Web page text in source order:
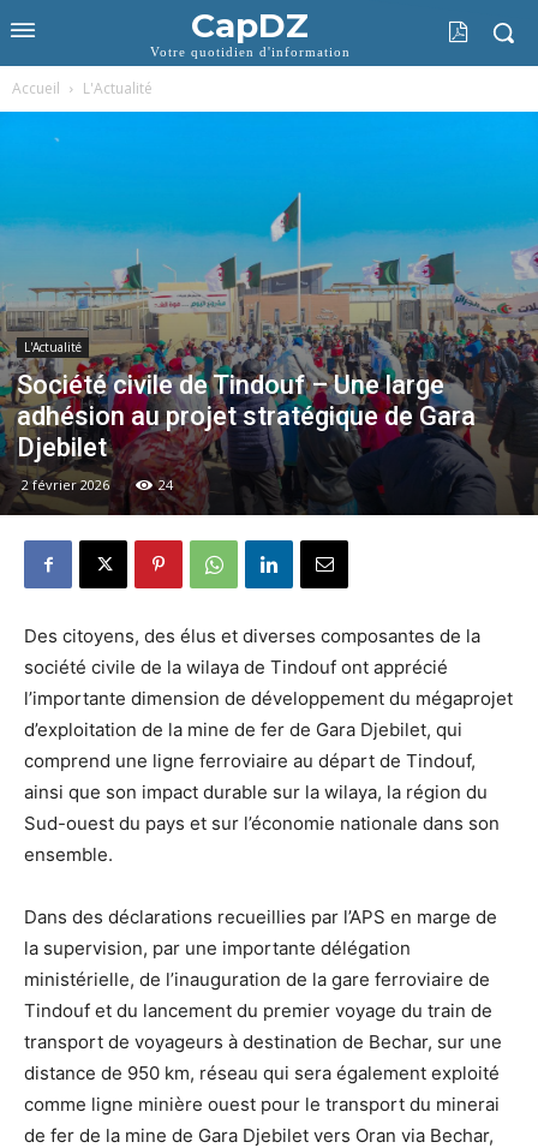
CapDZ
Votre quotidien d'information
Accueil L'Actualité
L'Actualité
Société civile de Tindouf – Une large
adhésion au projet stratégique de Gara
Djebilet
2 février 2026 24
Des citoyens, des élus et diverses composantes de la
société civile de la wilaya de Tindouf ont apprécié
l’importante dimension de développement du mégaprojet
d’exploitation de la mine de fer de Gara Djebilet, qui
comprend une ligne ferroviaire au départ de Tindouf,
ainsi que son impact durable sur la wilaya, la région du
Sud-ouest du pays et sur l’économie nationale dans son
ensemble.
Dans des déclarations recueillies par l’APS en marge de
la supervision, par une importante délégation
ministérielle, de l’inauguration de la gare ferroviaire de
Tindouf et du lancement du premier voyage du train de
transport de voyageurs à destination de Bechar, sur une
distance de 950 km, réseau qui sera également exploité
comme ligne minière ouest pour le transport du minerai
de fer de la mine de Gara Djebilet vers Oran via Bechar,